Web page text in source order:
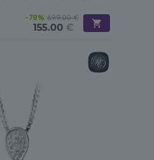
-78% 699.00 €
155.00 €